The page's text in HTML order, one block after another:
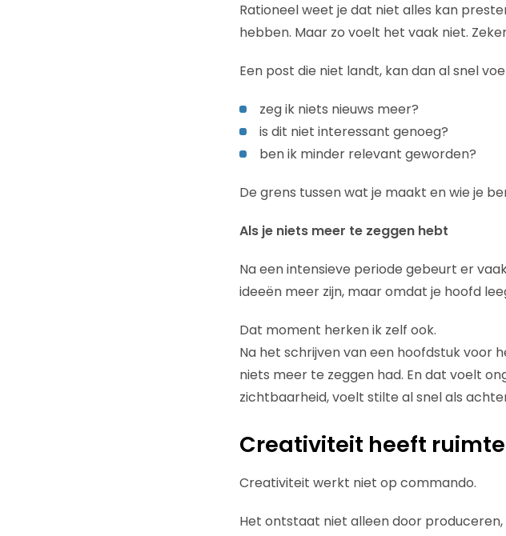
Rationeel weet je dat niet alles kan
hebben. Maar zo voelt het vaak niet.
Een post die niet landt, kan dan al snel
zeg ik niets nieuws meer?
is dit niet interessant genoeg?
ben ik minder relevant geworden?
De grens tussen wat je maakt en wie je
Als je niets meer te zeggen hebt
Na een intensieve periode gebeurt er
ideeën meer zijn, maar omdat je hoofd
Dat moment herken ik zelf ook.
Na het schrijven van een hoofdstuk voor
niets meer te zeggen had. En dat voelt
zichtbaarheid, voelt stilte al snel als
Creativiteit heeft
Creativiteit werkt niet op commando.
Het ontstaat niet alleen door